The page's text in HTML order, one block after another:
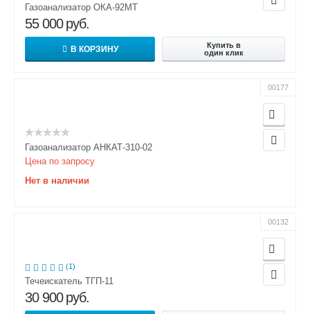
Газоанализатор ОКА-92МТ
55 000 руб.
В КОРЗИНУ
Купить в
один клик
00177
Газоанализатор АНКАТ-310-02
Цена по запросу
Нет в наличии
00132
(1)
Течеискатель ТГП-11
30 900 руб.